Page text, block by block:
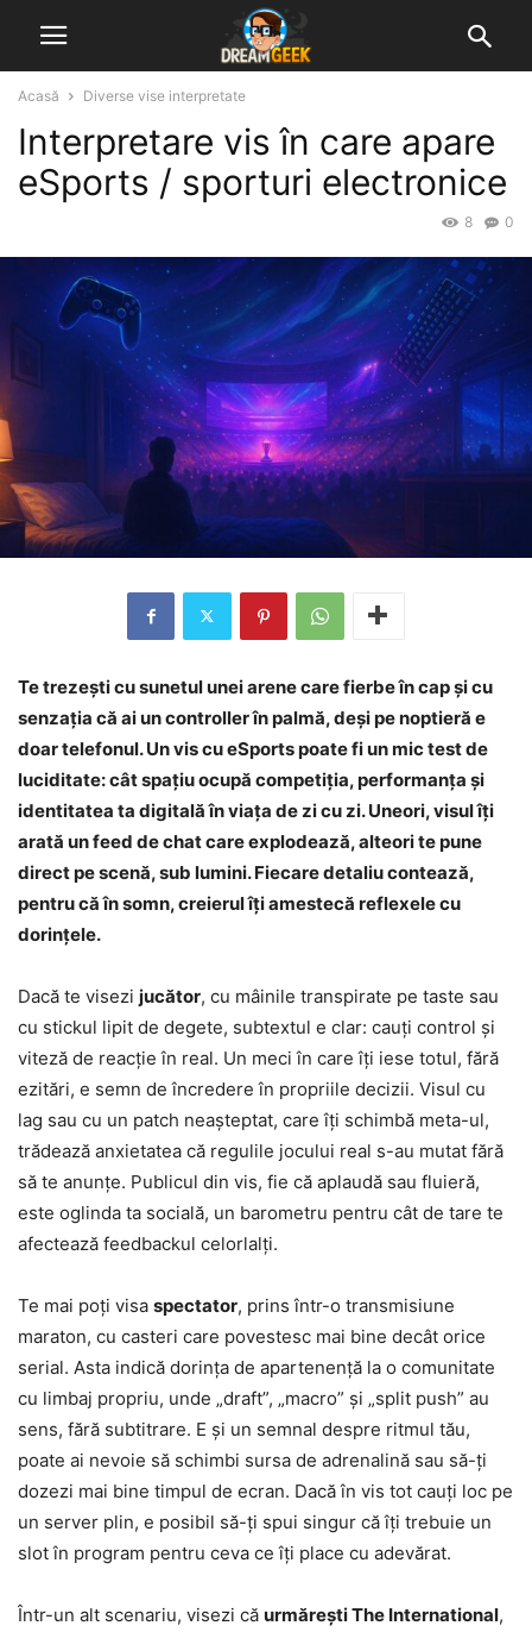
Acasă Diverse vise interpretate
Interpretare vis în care apare
eSports / sporturi electronice
0
8
Te trezești cu sunetul unei arene care fierbe în cap și cu
senzația că ai un controller în palmă, deși pe noptieră e
doar telefonul. Un vis cu eSports poate fi un mic test de
luciditate: cât spațiu ocupă competiția, performanța și
identitatea ta digitală în viața de zi cu zi. Uneori, visul îți
arată un feed de chat care explodează, alteori te pune
direct pe scenă, sub lumini. Fiecare detaliu contează,
pentru că în somn, creierul îți amestecă reflexele cu
dorințele.
Dacă te visezi jucător, cu mâinile transpirate pe taste sau
cu stickul lipit de degete, subtextul e clar: cauți control și
viteză de reacție în real. Un meci în care îți iese totul, fără
ezitări, e semn de încredere în propriile decizii. Visul cu
lag sau cu un patch neașteptat, care îți schimbă meta-ul,
trădează anxietatea că regulile jocului real s-au mutat fără
să te anunțe. Publicul din vis, fie că aplaudă sau fluieră,
este oglinda ta socială, un barometru pentru cât de tare te
afectează feedbackul celorlalți.
Te mai poți visa spectator, prins într-o transmisiune
maraton, cu casteri care povestesc mai bine decât orice
serial. Asta indică dorința de apartenență la o comunitate
cu limbaj propriu, unde „draft”, „macro” și „split push” au
sens, fără subtitrare. E și un semnal despre ritmul tău,
poate ai nevoie să schimbi sursa de adrenalină sau să-ți
dozezi mai bine timpul de ecran. Dacă în vis tot cauți loc pe
un server plin, e posibil să-ți spui singur că îți trebuie un
slot în program pentru ceva ce îți place cu adevărat.
Într-un alt scenariu, visezi că urmărești The International,